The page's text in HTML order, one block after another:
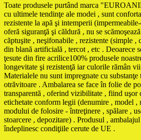
Toate produsele purtând marca
cu ultimele tendinţe ale modei , sunt
rezistente la apă şi intemperii
oferă siguranţă şi căldură , nu se
căptuşite , neşifonabile , rezistente (simple ,
din blană artificială , tercot , etc . Deoarece
ţesute din fire acrilice100% produsele
longevitate şi rezistenţă iar culorile rămân
Materialele nu sunt impregnate cu
otrăvitoare . Ambalarea se face în folie de
transparentă , oferind vizibilitate , fiind uşor
etichetate conform legii (denumire , model ,
modului de folosire - întreţinere , spălare ,
stoarcere , depozitare) . Produsul ,
îndeplinesc condiţiile cerute de UE .